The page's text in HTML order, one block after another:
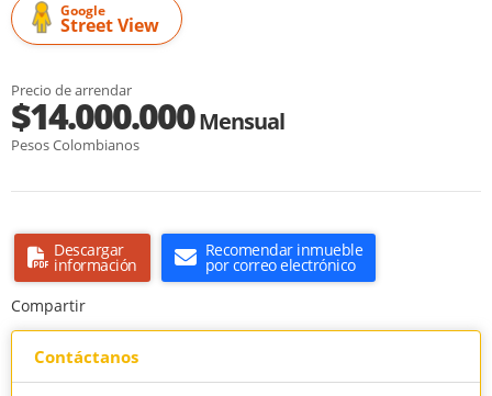
Google
Street View
Precio de arrendar
$14.000.000Mensual
Pesos Colombianos
Descargar
información
Recomendar inmueble
por correo electrónico
Compartir
Contáctanos